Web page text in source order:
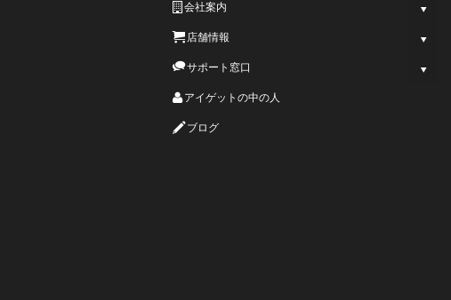
会社案内
店舗情報
サポート窓口
アイゲットの中の人
ブログ